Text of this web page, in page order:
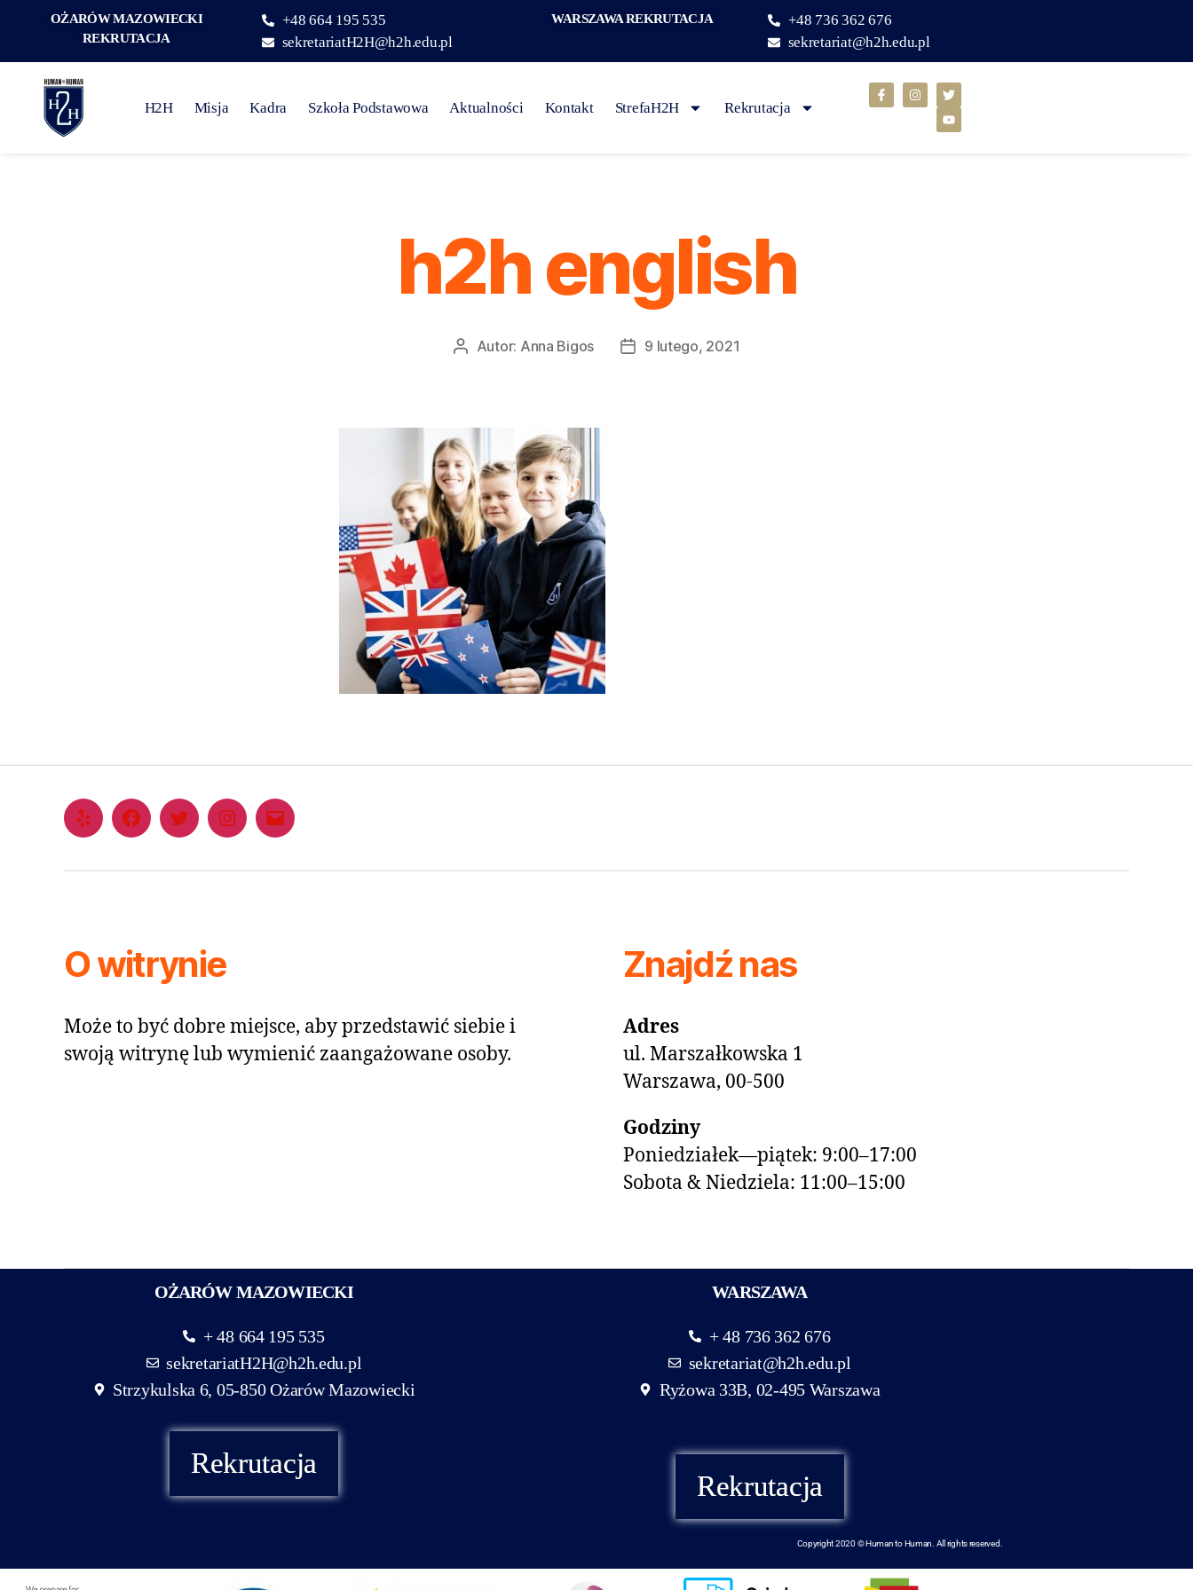
OŻARÓW MAZOWIECKI
REKRUTACJA
+48 664 195 535
sekretariatH2H@h2h.edu.pl
WARSZAWA REKRUTACJA
+48 736 362 676
sekretariat@h2h.edu.pl
H2H Misja Kadra Szkoła Podstawowa Aktualności Kontakt StrefaH2H Rekrutacja
h2h english
Autor: Anna Bigos 9 lutego, 2021
O witrynie
Może to być dobre miejsce, aby przedstawić siebie i
swoją witrynę lub wymienić zaangażowane osoby.
Znajdź nas
Adres
ul. Marszałkowska 1
Warszawa, 00-500
Godziny
Poniedziałek—piątek: 9:00–17:00
Sobota & Niedziela: 11:00–15:00
OŻARÓW MAZOWIECKI
+ 48 664 195 535
sekretariatH2H@h2h.edu.pl
Strzykulska 6, 05-850 Ożarów Mazowiecki
Rekrutacja
WARSZAWA
+ 48 736 362 676
sekretariat@h2h.edu.pl
Ryżowa 33B, 02-495 Warszawa
Rekrutacja
Copyright 2020 © Human to Human. All rights reserved.